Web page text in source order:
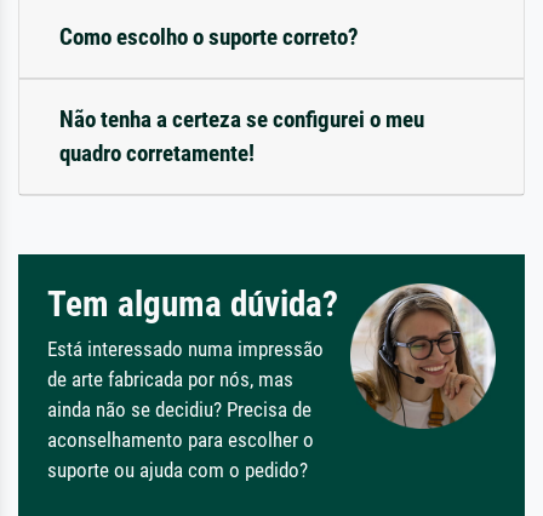
Como escolho o suporte correto?
Não tenha a certeza se configurei o meu
quadro corretamente!
Tem alguma dúvida?
Está interessado numa impressão
de arte fabricada por nós, mas
ainda não se decidiu? Precisa de
aconselhamento para escolher o
suporte ou ajuda com o pedido?